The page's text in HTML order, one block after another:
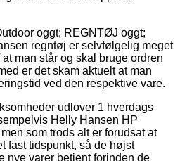
oggt; REGNTØJ oggt;
regntøj er selvfølgelig meget
man står og skal bruge ordren
er det skam aktuelt at man
ved den respektive vare.
udlover 1 hverdags
Helly Hansen HP
som trods alt er forudsat at
fast tidspunkt, så de højst
nye varer betjent forinden de